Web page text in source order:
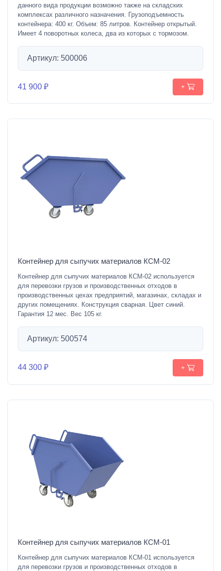
данного вида продукции возможно также на складских
комплексах различного назначения. Грузоподъемность
контейнера: 400 кг. Объем: 85 литров. Контейнер открытый.
Имеет 4 поворотных колеса, два из которых с тормозом.
Артикул: 500006
41 900 ₽ +
Контейнер для сыпучих материалов КСМ-02
Контейнер для сыпучих материалов КСМ-02 используется
для перевозки грузов и производственных отходов в
производственных цехах предприятий, магазинах, складах и
других помещениях. Конструкция сварная. Цвет синий.
Гарантия 12 мес. Вес 105 кг.
Артикул: 500574
44 300 ₽ +
Контейнер для сыпучих материалов КСМ-01
Контейнер для сыпучих материалов КСМ-01 используется
для перевозки грузов и производственных отходов в